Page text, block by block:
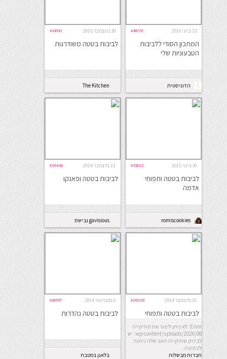
13 ביוני 2016 #38770
המתכון הסודי ללביבות
הטבעוניות שלי
הדוניסטית
30 בנובמבר 2015 #34917
לביבות בטטה משודרגות
The Kitchen
Coach
30 ביוני 2015 #31622
לביבות בטטה ותפוחי
אדמה
romiscookies
21 בדצמבר 2014 #26416
לביבות בטטה ופאנקו
gavisious גבישס
16 בדצמבר 2014 #26228
לביבות בטטה ותפוחי
אדמהError: לא ניתן ליצור את התיקייה
wp-content/uploads/2026/08. יש
לבדוק שתיקיית האב שלה ניתנת
לכתיבה.
חברות מבשלות
6 בפברואר 2014 #16707
לביבות בטטה נהדרות
בלאגן במטבח